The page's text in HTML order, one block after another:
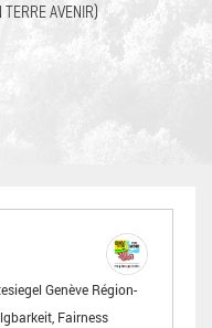
AVENIR)
Genève Région-
Fairness